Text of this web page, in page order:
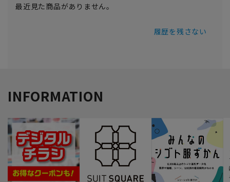
最近見た商品がありません。
履歴を残さない
INFORMATION